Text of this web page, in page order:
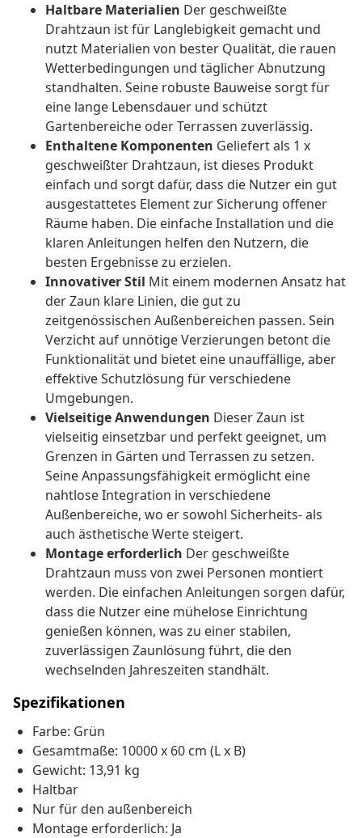
Haltbare Materialien Der geschweißte
Drahtzaun ist für Langlebigkeit gemacht und
nutzt Materialien von bester Qualität, die rauen
Wetterbedingungen und täglicher Abnutzung
standhalten. Seine robuste Bauweise sorgt für
eine lange Lebensdauer und schützt
Gartenbereiche oder Terrassen zuverlässig.
Enthaltene Komponenten Geliefert als 1 x
geschweißter Drahtzaun, ist dieses Produkt
einfach und sorgt dafür, dass die Nutzer ein gut
ausgestattetes Element zur Sicherung offener
Räume haben. Die einfache Installation und die
klaren Anleitungen helfen den Nutzern, die
besten Ergebnisse zu erzielen.
Innovativer Stil Mit einem modernen Ansatz hat
der Zaun klare Linien, die gut zu
zeitgenössischen Außenbereichen passen. Sein
Verzicht auf unnötige Verzierungen betont die
Funktionalität und bietet eine unauffällige, aber
effektive Schutzlösung für verschiedene
Umgebungen.
Vielseitige Anwendungen Dieser Zaun ist
vielseitig einsetzbar und perfekt geeignet, um
Grenzen in Gärten und Terrassen zu setzen.
Seine Anpassungsfähigkeit ermöglicht eine
nahtlose Integration in verschiedene
Außenbereiche, wo er sowohl Sicherheits- als
auch ästhetische Werte steigert.
Montage erforderlich Der geschweißte
Drahtzaun muss von zwei Personen montiert
werden. Die einfachen Anleitungen sorgen dafür,
dass die Nutzer eine mühelose Einrichtung
genießen können, was zu einer stabilen,
zuverlässigen Zaunlösung führt, die den
wechselnden Jahreszeiten standhält.
Spezifikationen
Farbe: Grün
Gesamtmaße: 10000 x 60 cm (L x B)
Gewicht: 13,91 kg
Haltbar
Nur für den außenbereich
Montage erforderlich: Ja